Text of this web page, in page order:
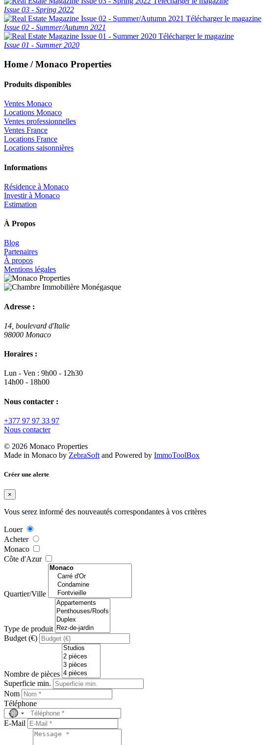
Issue 03 - Spring 2022
Télécharger le magazine
Issue 02 - Summer/Autumn 2021
Télécharger le magazine
Issue 01 - Summer 2020
Home / Monaco Properties
Produits disponibles
Ventes Monaco
Locations Monaco
Ventes professionnelles
Ventes France
Locations France
Locations saisonnières
Informations
Résidence à Monaco
Investir à Monaco
Estimation
À Propos
Blog
Partenaires
À propos
Mentions légales
Adresse :
14, boulevard d'Italie
98000 Monaco
Horaires :
Lun - Ven : 9h00 - 12h30
14h00 - 18h00
Nous contacter :
+377 97 97 33 97
Nous contacter
© 2026 Monaco Properties
Made in Monaco by ZebraSoft and Powered by ImmoToolBox
Créer une alerte
×
Vous serez informé des nouveautés correspondantes à vos critères
Louer
Acheter
Monaco
Côte d'Azur
Quartier/Ville
Type de produit
Budget (€)
Nombre de pièces
Superficie min.
Nom
Téléphone
No
country
selected
E-Mail